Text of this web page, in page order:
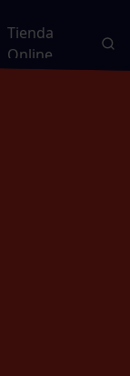
Tienda
Online